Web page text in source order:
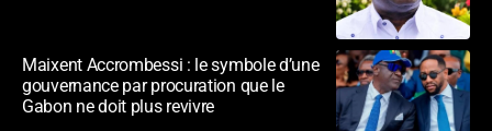
Maixent Accrombessi : le symbole d’une
gouvernance par procuration que le
Gabon ne doit plus revivre